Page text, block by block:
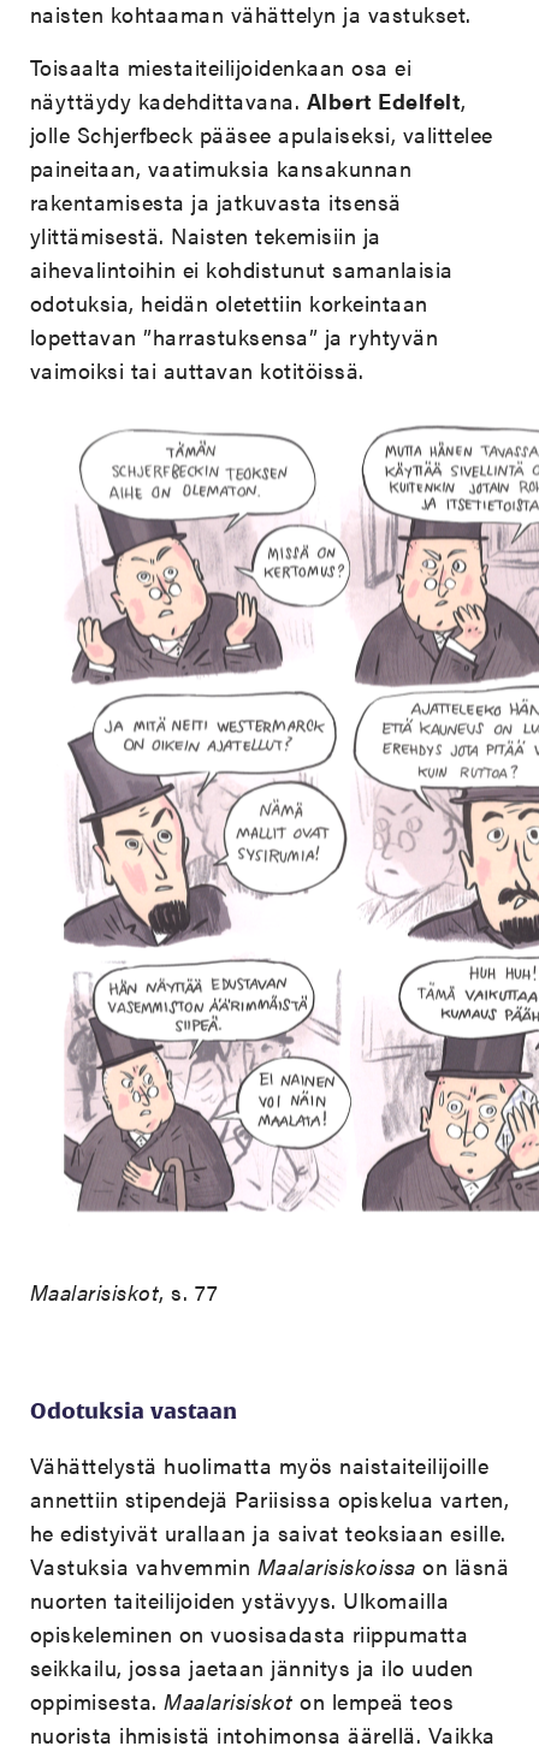
naisten kohtaaman vähättelyn ja vastukset.
Toisaalta miestaiteilijoidenkaan osa ei
näyttäydy kadehdittavana. Albert Edelfelt,
jolle Schjerfbeck pääsee apulaiseksi, valittelee
paineitaan, vaatimuksia kansakunnan
rakentamisesta ja jatkuvasta itsensä
ylittämisestä. Naisten tekemisiin ja
aihevalintoihin ei kohdistunut samanlaisia
odotuksia, heidän oletettiin korkeintaan
lopettavan ”harrastuksensa” ja ryhtyvän
vaimoiksi tai auttavan kotitöissä.
Maalarisiskot, s. 77
Odotuksia vastaan
Vähättelystä huolimatta myös naistaiteilijoille
annettiin stipendejä Pariisissa opiskelua varten,
he edistyivät urallaan ja saivat teoksiaan esille.
Vastuksia vahvemmin Maalarisiskoissaon läsnä
nuorten taiteilijoiden ystävyys. Ulkomailla
opiskeleminen on vuosisadasta riippumatta
seikkailu, jossa jaetaan jännitys ja ilo uuden
oppimisesta.Maalarisiskoton lempeä teos
nuorista ihmisistä intohimonsa äärellä. Vaikka